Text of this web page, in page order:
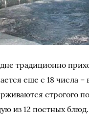
традиционно
еще с 18 числа
строгого
из 12 постных